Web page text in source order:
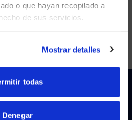
o que hayan recopilado a
de sus servicios.
Mostrar detalles
todas
Denegar
de su organización y
valor empresarial
ME THERE